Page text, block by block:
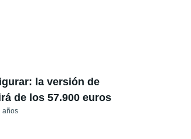
la versión de
de los 57.900 euros
años